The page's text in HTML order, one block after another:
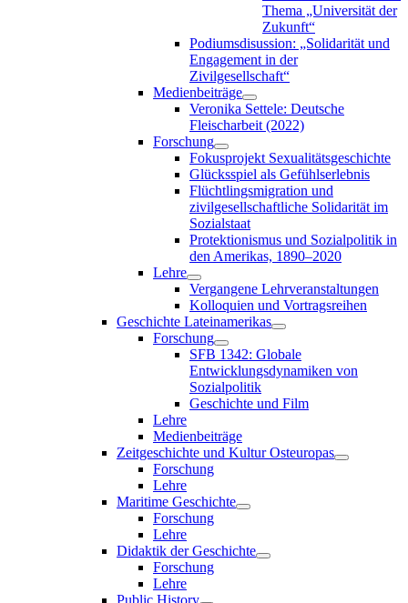
Thema „Universität der
Zukunft“
Podiumsdisussion: „Solidarität und
Engagement in der
Zivilgesellschaft“
Medienbeiträge
Veronika Settele: Deutsche
Fleischarbeit (2022)
Forschung
Fokusprojekt Sexualitätsgeschichte
Glücksspiel als Gefühlserlebnis
Flüchtlingsmigration und
zivilgesellschaftliche Solidarität im
Sozialstaat
Protektionismus und Sozialpolitik in
den Amerikas, 1890–2020
Lehre
Vergangene Lehrveranstaltungen
Kolloquien und Vortragsreihen
Geschichte Lateinamerikas
Forschung
SFB 1342: Globale
Entwicklungsdynamiken von
Sozialpolitik
Geschichte und Film
Lehre
Medienbeiträge
Zeitgeschichte und Kultur Osteuropas
Forschung
Lehre
Maritime Geschichte
Forschung
Lehre
Didaktik der Geschichte
Forschung
Lehre
Public History